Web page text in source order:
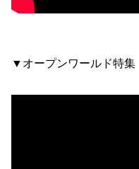
▼オープンワールド特集